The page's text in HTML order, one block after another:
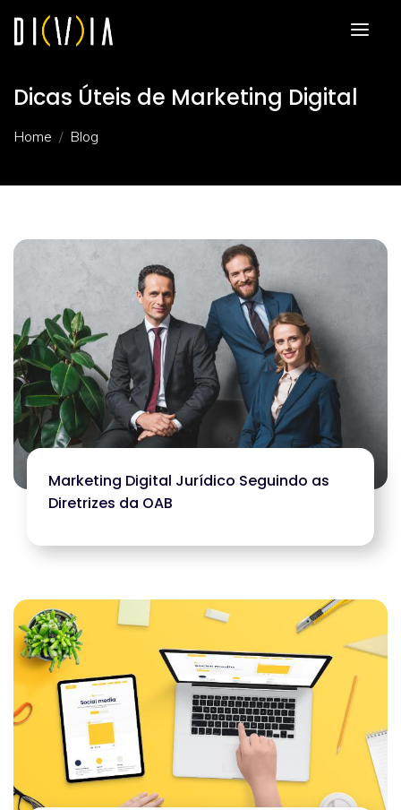
Dicas Úteis de Marketing Digital
Home Blog
Marketing Digital Jurídico Seguindo as
Diretrizes da OAB